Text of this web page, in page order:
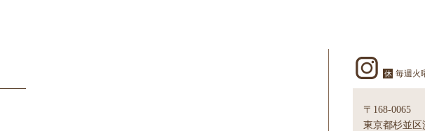
休 毎週火
〒168-0065
東京都杉並区